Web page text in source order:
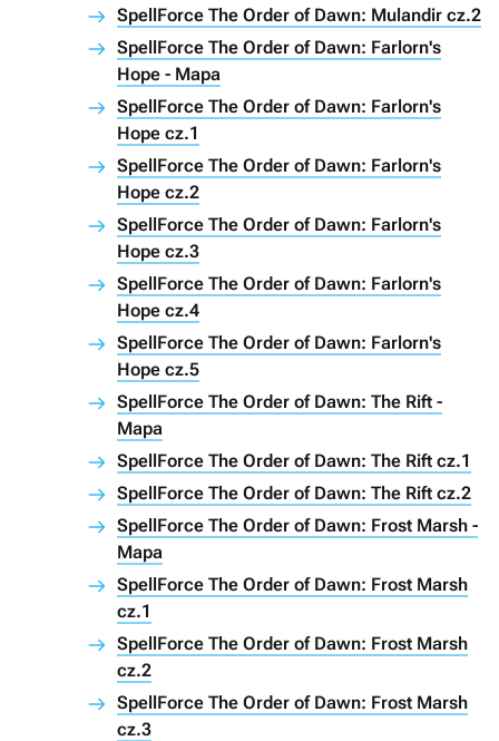
SpellForce The Order of Dawn: Mulandir cz.2
SpellForce The Order of Dawn: Farlorn's
Hope - Mapa
SpellForce The Order of Dawn: Farlorn's
Hope cz.1
SpellForce The Order of Dawn: Farlorn's
Hope cz.2
SpellForce The Order of Dawn: Farlorn's
Hope cz.3
SpellForce The Order of Dawn: Farlorn's
Hope cz.4
SpellForce The Order of Dawn: Farlorn's
Hope cz.5
SpellForce The Order of Dawn: The Rift -
Mapa
SpellForce The Order of Dawn: The Rift cz.1
SpellForce The Order of Dawn: The Rift cz.2
SpellForce The Order of Dawn: Frost Marsh -
Mapa
SpellForce The Order of Dawn: Frost Marsh
cz.1
SpellForce The Order of Dawn: Frost Marsh
cz.2
SpellForce The Order of Dawn: Frost Marsh
cz.3